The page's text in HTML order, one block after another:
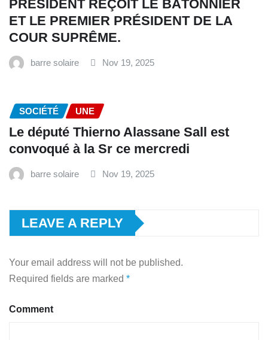
PRÉSIDENT REÇOIT LE BÂTONNIER
ET LE PREMIER PRÉSIDENT DE LA
COUR SUPRÊME.
barre solaire Nov 19, 2025
SOCIÉTÉ UNE
Le député Thierno Alassane Sall est
convoqué à la Sr ce mercredi
barre solaire Nov 19, 2025
LEAVE A REPLY
Your email address will not be published.
Required fields are marked *
Comment